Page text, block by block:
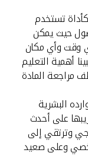
تستخدم
حيث يمكن
وقت وأي مكان
أهمية التعليم
مراجعة المادة
البشرية
على أحدث
وترتقي إلى
وعلى صعيد